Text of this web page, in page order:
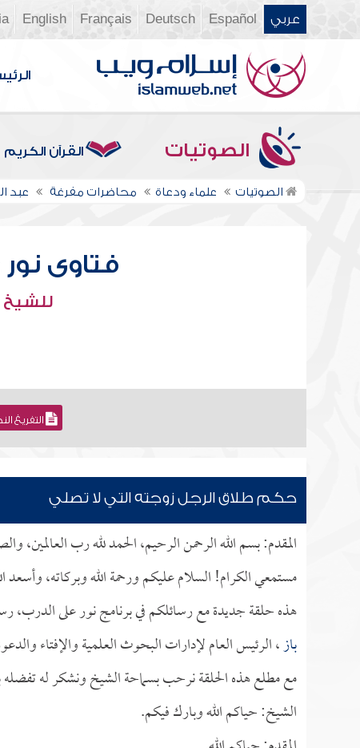
عربي Español
Deutsch
Français
English
الصوتيات القرآن الكريم
الصوتيات علماء ودعاة محاضرات مفرغة عبد
فتاوى نور
للشيخ
التفريغ
حكم طلاق الرجل زوجته التي لا تصلي
المقدم: بسم الله الرحمن الرحيم، الحمد لله رب العالمين،
مستمعي الكرام! السلام عليكم ورحمة الله وبركاته، وأسعد
هذه حلقة جديدة مع رسائلكم في برنامج نور على الدرب،
باز، الرئيس العام لإدارات البحوث العلمية والإفتاء
مع مطلع هذه الحلقة نرحب بسماحة الشيخ ونشكر له تفضله
الشيخ: حياكم الله وبارك فيكم.